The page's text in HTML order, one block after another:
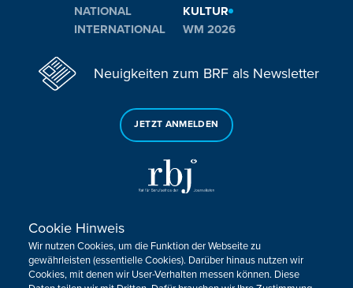
NATIONAL
INTERNATIONAL
KULTUR
WM 2026
Neuigkeiten zum BRF als Newsletter
JETZT ANMELDEN
Sie haben noch Fragen oder Anmerkungen?
KONTAKTIEREN SIE UNS!
Cookie Hinweis
Wir nutzen Cookies, um die Funktion der Webseite zu
gewährleisten (essentielle Cookies). Darüber hinaus nutzen wir
Cookies, mit denen wir User-Verhalten messen können. Diese